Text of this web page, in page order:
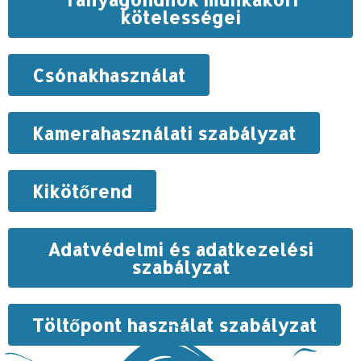
kötelességei
Csónakhasználat
Kamerahasználati szabályzat
Kikötőrend
Adatvédelmi és adatkezelési
szabályzat
Töltőpont használat szabályzat